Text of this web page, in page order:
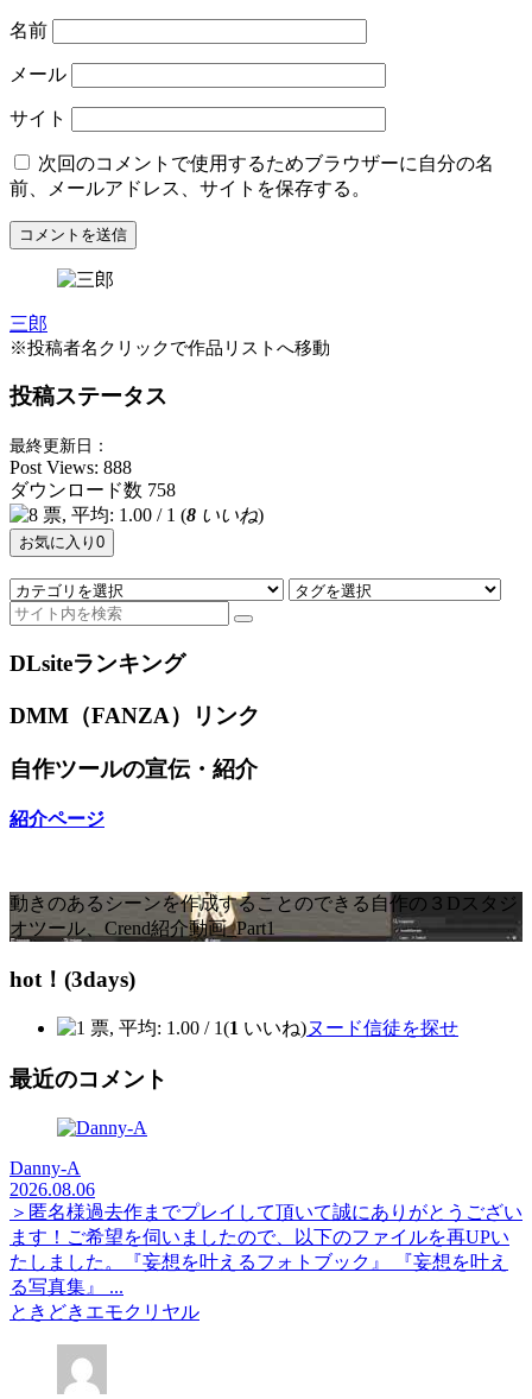
名前
メール
サイト
次回のコメントで使用するためブラウザーに自分の名
前、メールアドレス、サイトを保存する。
三郎
※投稿者名クリックで作品リストへ移動
投稿ステータス
最終更新日：
Post Views: 888
ダウンロード数 758
(8 いいね)
お気に入り 0
DLsiteランキング
DMM（FANZA）リンク
自作ツールの宣伝・紹介
紹介ページ
動きのあるシーンを作成することのできる自作の３Dスタジ
オツール、Crend紹介動画_Part1
hot！(3days)
(1 いいね)ヌード信徒を探せ
最近のコメント
Danny-A
2026.08.06
＞匿名様過去作までプレイして頂いて誠にありがとうござい
ます！ご希望を伺いましたので、以下のファイルを再UPい
たしました。『妄想を叶えるフォトブック』 『妄想を叶え
る写真集』 ...
ときどきエモクリヤル